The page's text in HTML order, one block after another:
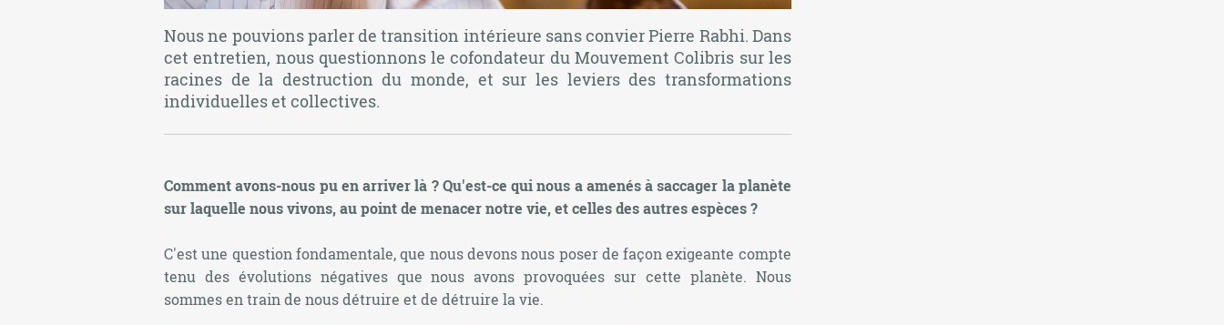
Nous ne pouvions parler de transition intérieure sans convier Pierre Rabhi. Dans
cet entretien, nous questionnons le cofondateur du Mouvement Colibris sur les
racines de la destruction du monde, et sur les leviers des transformations
individuelles et collectives.
Comment avons-nous pu en arriver là ? Qu'est-ce qui nous a amenés à saccager la planète
sur laquelle nous vivons, au point de menacer notre vie, et celles des autres espèces ?
C'est une question fondamentale, que nous devons nous poser de façon exigeante compte
tenu des évolutions négatives que nous avons provoquées sur cette planète. Nous
sommes en train de nous détruire et de détruire la vie.